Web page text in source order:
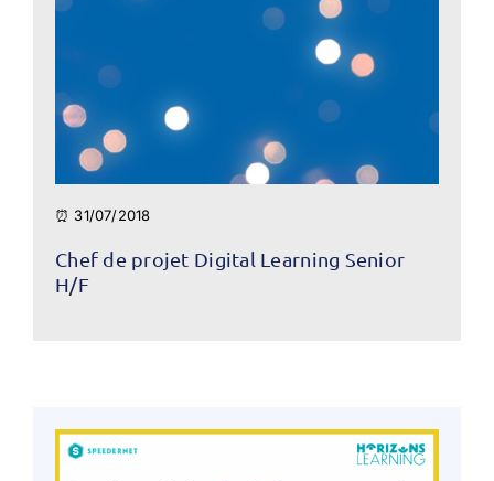
⏰ 31/07/2018
Chef de projet Digital Learning Senior
H/F